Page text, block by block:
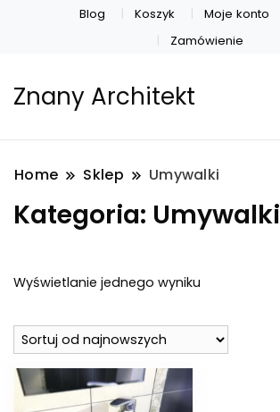
Blog Koszyk Moje konto
Zamówienie
Znany Architekt
Home Sklep Umywalki
Kategoria: Umywalki
Wyświetlanie jednego wyniku